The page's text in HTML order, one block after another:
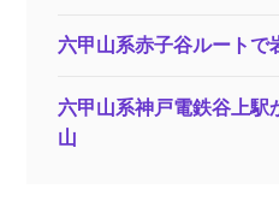
六甲山系赤子谷ルートで
六甲山系神戸電鉄谷上駅
山